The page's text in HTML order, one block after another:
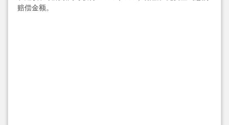
赔偿金额。